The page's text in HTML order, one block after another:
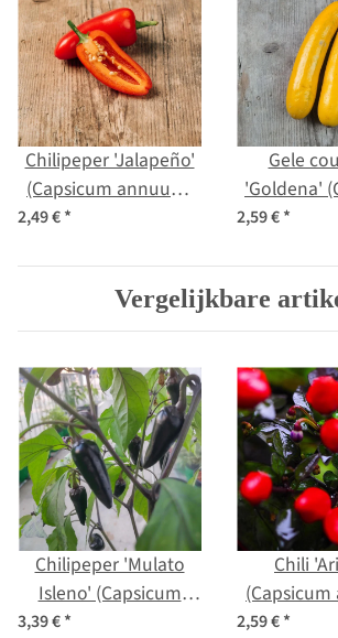
Chilipeper 'Jalapeño'
(Capsicum annuum)
2,49 €*
Gele
'Goldena'
pepo)
2,59 €*
Vergelijkbare
Chilipeper 'Mulato
Isleno' (Capsicum
annuum) zaden
3,39 €*
Chili
(Capsicum
2,59 €*